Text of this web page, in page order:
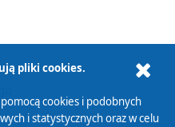
pliki cookies.
cookies i podobnych
i statystycznych oraz w celu